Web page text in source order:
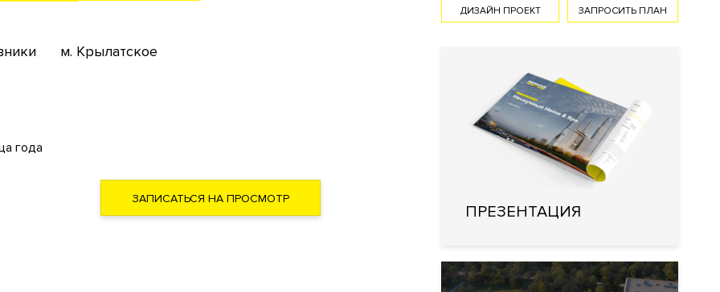
м. Крылатское
года
ЗАПИСАТЬСЯ НА ПРОСМОТР
ДИЗАЙН ПРОЕКТ ЗАПРОСИТЬ ПЛАН
ПРЕЗЕНТАЦИЯ